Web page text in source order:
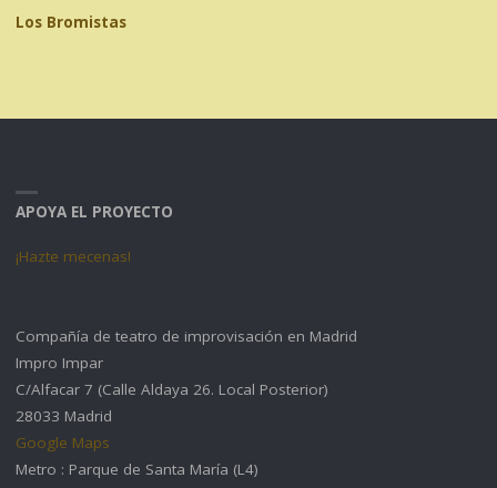
Los Bromistas
APOYA EL PROYECTO
¡Hazte mecenas!
Compañía de teatro de improvisación en Madrid
Impro Impar
C/Alfacar 7 (Calle Aldaya 26. Local Posterior)
28033 Madrid
Google Maps
Metro : Parque de Santa María (L4)